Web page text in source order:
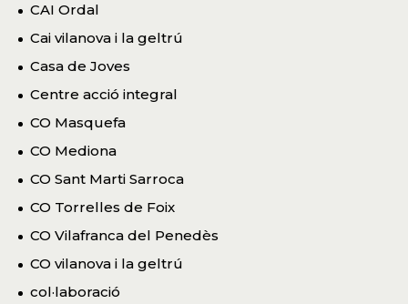
CAI Ordal
Cai vilanova i la geltrú
Casa de Joves
Centre acció integral
CO Masquefa
CO Mediona
CO Sant Marti Sarroca
CO Torrelles de Foix
CO Vilafranca del Penedès
CO vilanova i la geltrú
col·laboració